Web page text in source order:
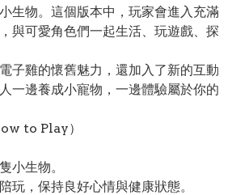
生物。這個版本中，玩家會進入充滿
與可愛角色們一起生活、玩遊戲、探
子雞的懷舊魅力，還加入了新的互動
一邊養成小寵物，一邊體驗屬於你的
to Play）
小生物。
玩，保持良好心情與健康狀態。